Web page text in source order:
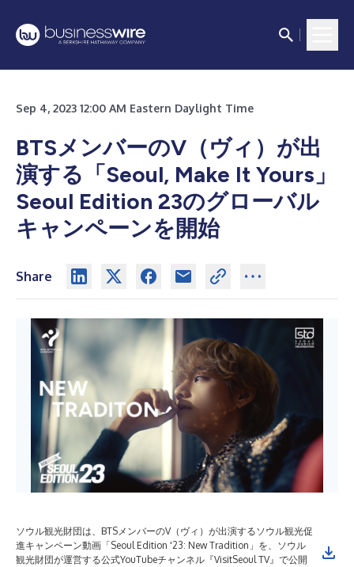
Sep 4, 2023 12:00 AM Eastern Daylight Time
BTSメンバーのV（ヴィ）が出
演する「Seoul, Make It Yours」
Seoul Edition 23のグローバル
キャンペーンを開始
Share
ソウル観光財団は、BTSメンバーのV（ヴィ）が出演するソウル観光促
進キャンペーン動画「Seoul Edition '23: New Tradition」を、ソウル
観光財団が運営する公式YouTubeチャンネル『VisitSeoul TV』で公開